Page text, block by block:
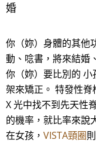
婚
你（妳）身體的其他
動、唸書，將來結婚
你（妳）要比別的
架來矯正。 特發性脊
X 光中找不到先天性
的機率，就比率來說
在女孩， VISTA頸圈